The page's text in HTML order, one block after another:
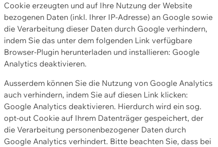
Cookie erzeugten und auf Ihre Nutzung der Website
bezogenen Daten (inkl. Ihrer IP-Adresse) an Google sowie
die Verarbeitung dieser Daten durch Google verhindern,
indem Sie das unter dem folgenden Link verfügbare
Browser-Plugin herunterladen und installieren: Google
Analytics deaktivieren.
Ausserdem können Sie die Nutzung von Google Analytics
auch verhindern, indem Sie auf diesen Link klicken:
Google Analytics deaktivieren. Hierdurch wird ein sog.
opt-out Cookie auf Ihrem Datenträger gespeichert, der
die Verarbeitung personenbezogener Daten durch
Google Analytics verhindert. Bitte beachten Sie, dass bei